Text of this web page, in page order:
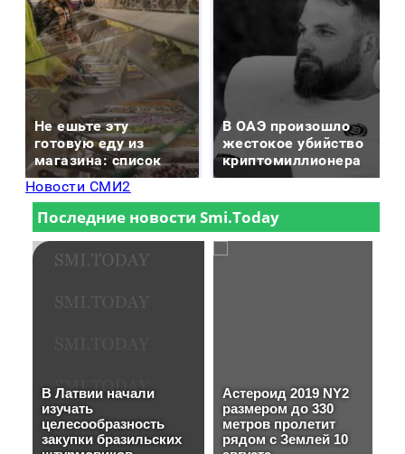
Не ешьте эту
готовую еду из
магазина: список
В ОАЭ произошло
жестокое убийство
криптомиллионера
Новости СМИ2